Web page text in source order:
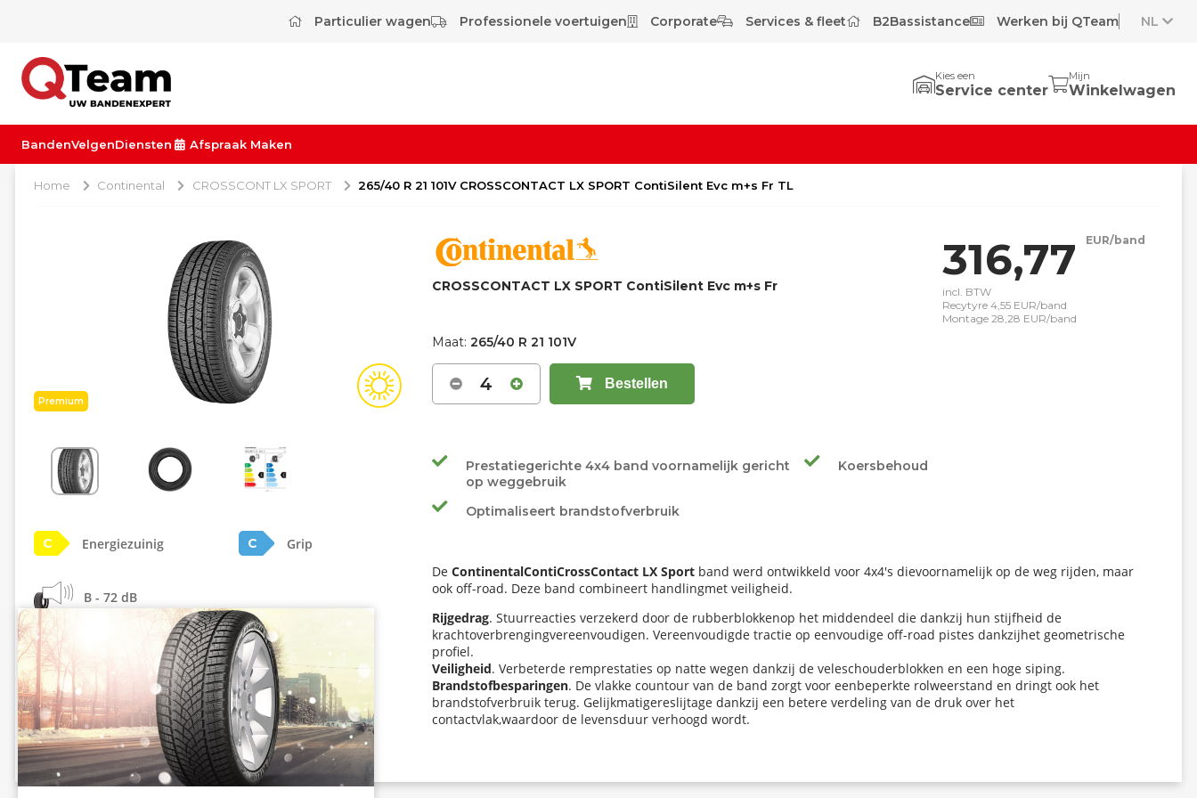
Particulier wagen Professionele voertuigen Corporate Services & fleet B2Bassistance Werken bij QTeam NL
Kies een
Service center
Mijn
Winkelwagen
BandenVelgenDiensten Afspraak Maken
Home Continental CROSSCONT LX SPORT 265/40 R 21 101V CROSSCONTACT LX SPORT ContiSilent Evc m+s Fr TL
Premium
C Energiezuinig C Grip
B - 72 dB
Info eprel
CROSSCONTACT LX SPORT ContiSilent Evc m+s Fr
316,77 EUR/band
incl. BTW
Recytyre 4,55 EUR/band
Montage 28,28 EUR/band
Maat:265/40 R 21 101V
4 Bestellen
Prestatiegerichte 4x4 band voornamelijk gericht
op weggebruik
Koersbehoud
Optimaliseert brandstofverbruik
De ContinentalContiCrossContact LX Sport band werd ontwikkeld voor 4x4's dievoornamelijk op de weg rijden, maar
ook off-road. Deze band combineert handlingmet veiligheid.
Rijgedrag. Stuurreacties verzekerd door de rubberblokkenop het middendeel die dankzij hun stijfheid de
krachtoverbrengingvereenvoudigen. Vereenvoudigde tractie op eenvoudige off-road pistes dankzijhet geometrische
profiel.
Veiligheid. Verbeterde remprestaties op natte wegen dankzij de veleschouderblokken en een hoge siping.
Brandstofbesparingen. De vlakke countour van de band zorgt voor eenbeperkte rolweerstand en dringt ook het
brandstofverbruik terug. Gelijkmatigereslijtage dankzij een betere verdeling van de druk over het
contactvlak,waardoor de levensduur verhoogd wordt.